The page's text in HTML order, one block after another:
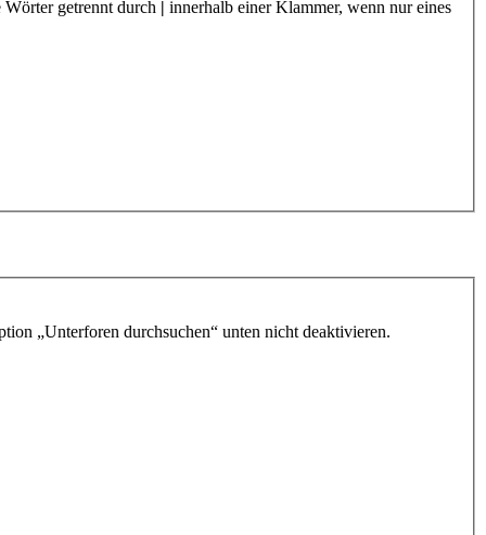
getrennt durch | innerhalb einer Klammer, wenn nur eines
„Unterforen durchsuchen“ unten nicht deaktivieren.